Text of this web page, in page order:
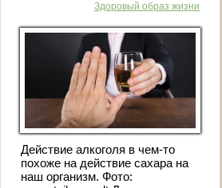
Здоровый образ жизни
Действие алкоголя в чем-то
похоже на действие сахара на
наш организм. Фото: